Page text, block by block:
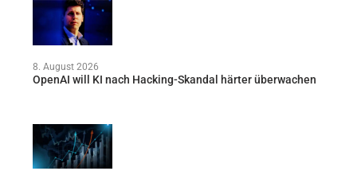
8. August 2026
OpenAI will KI nach Hacking-Skandal härter überwachen